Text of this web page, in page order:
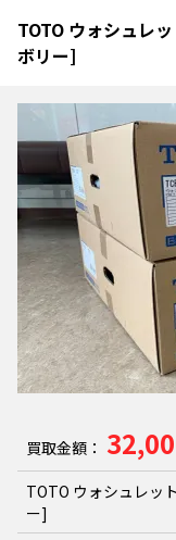
TOTO ウォシュレ
ボリー]
買取金額：
TOTO ウォシュレッ
ー]